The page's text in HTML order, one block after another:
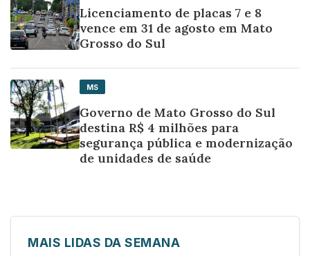
Licenciamento de placas 7 e 8
vence em 31 de agosto em Mato
Grosso do Sul
MS
Governo de Mato Grosso do Sul
destina R$ 4 milhões para
segurança pública e modernização
de unidades de saúde
MAIS LIDAS DA SEMANA